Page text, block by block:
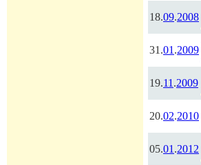
18.09.2008
31.01.2009
19.11.2009
20.02.2010
05.01.2012